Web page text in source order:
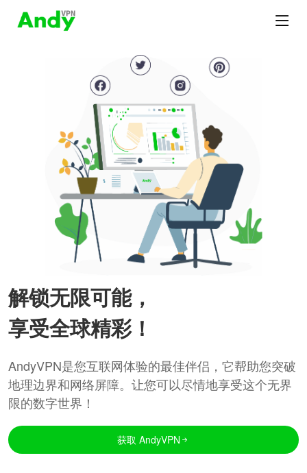
解锁无限可能，
享受全球精彩！
AndyVPN是您互联网体验的最佳伴侣，它帮助您突破
地理边界和网络屏障。让您可以尽情地享受这个无界
限的数字世界！
获取 AndyVPN